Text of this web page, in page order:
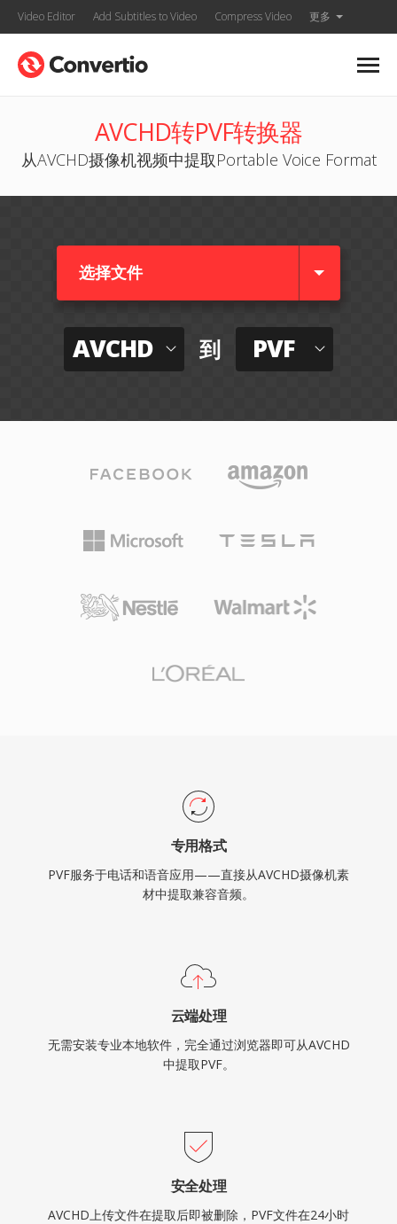
Video Editor Add Subtitles to Video Compress Video 更多
AVCHD转PVF转换器
从AVCHD摄像机视频中提取Portable Voice Format
选择文件
AVCHD 到 PVF
专用格式
PVF服务于电话和语音应用——直接从AVCHD摄像机素
材中提取兼容音频。
云端处理
无需安装专业本地软件，完全通过浏览器即可从AVCHD
中提取PVF。
安全处理
AVCHD上传文件在提取后即被删除，PVF文件在24小时